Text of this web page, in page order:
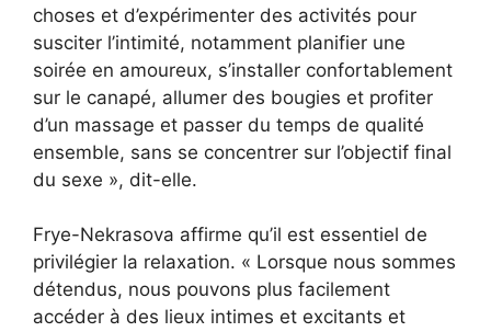
choses et d’expérimenter des activités pour
susciter l’intimité, notamment planifier une
soirée en amoureux, s’installer confortablement
sur le canapé, allumer des bougies et profiter
d’un massage et passer du temps de qualité
ensemble, sans se concentrer sur l’objectif final
du sexe », dit-elle.
Frye-Nekrasova affirme qu’il est essentiel de
privilégier la relaxation. « Lorsque nous sommes
détendus, nous pouvons plus facilement
accéder à des lieux intimes et excitants et